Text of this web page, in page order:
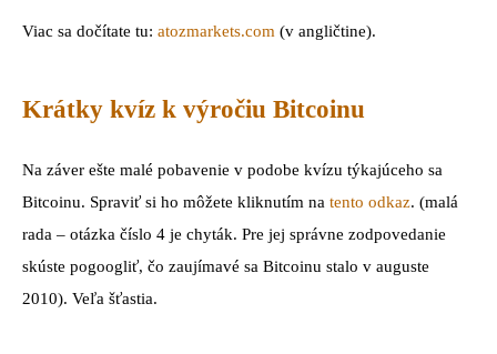
Viac sa dočítate tu: atozmarkets.com (v angličtine).
Krátky kvíz k výročiu Bitcoinu
Na záver ešte malé pobavenie v podobe kvízu týkajúceho sa
Bitcoinu. Spraviť si ho môžete kliknutím na tento odkaz. (malá
rada – otázka číslo 4 je chyták. Pre jej správne zodpovedanie
skúste pogoogliť, čo zaujímavé sa Bitcoinu stalo v auguste
2010). Veľa šťastia.